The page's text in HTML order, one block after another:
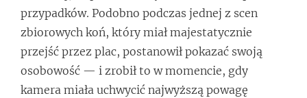
przypadków. Podobno podczas jednej z scen
zbiorowych koń, który miał majestatycznie
przejść przez plac, postanowił pokazać swoją
osobowość — i zrobił to w momencie, gdy
kamera miała uchwycić najwyższą powagę